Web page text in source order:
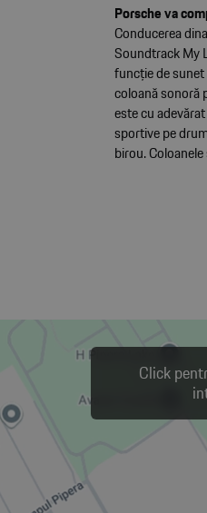
Porsche va
Conducerea
Soundtrack My
funcție de sunet
coloană sonoră
este cu
sportive pe
birou.
Click